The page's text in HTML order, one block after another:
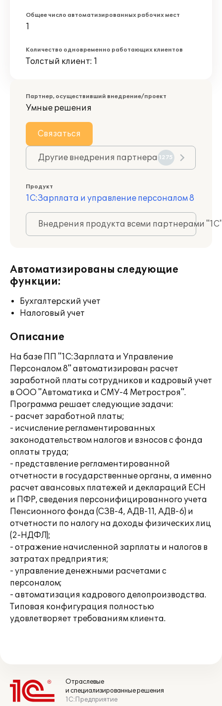
Общее число автоматизированных рабочих мест
1
Количество одновременно работающих клиентов
Толстый клиент: 1
Партнер, осуществивший внедрение/проект
Умные решения
Связаться
Другие внедрения партнера 1275
Продукт
1С:Зарплата и управление персоналом 8
Внедрения продукта всеми партнерами
Автоматизированы следующие
функции:
Бухгалтерский учет
Налоговый учет
Описание
На базе ПП "1С:Зарплата и Управление
Персоналом 8" автоматизирован расчет
заработной платы сотрудников и кадровый учет
в ООО "Автоматика и СМУ-4 Метростроя".
Программа решает следующие задачи:
- расчет заработной платы;
- исчисление регламентированных
законодательством налогов и взносов с фонда
оплаты труда;
- представление регламентированной
отчетности в государственные органы, а именно
расчет авансовых платежей и деклараций ЕСН
и ПФР, сведения персонифицированного учета
Пенсионного фонда (СЗВ-4, АДВ-11, АДВ-6) и
отчетности по налогу на доходы физических лиц
(2-НДФЛ);
- отражение начисленной зарплаты и налогов в
затратах предприятия;
- управление денежными расчетами с
персоналом;
- автоматизация кадрового делопроизводства.
Типовая конфигурация полностью
удовлетворяет требованиям клиента.
Отраслевые
и специализированные решения
1С:Предприятие